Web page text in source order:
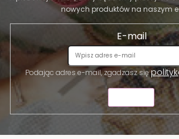
nowych produktów na naszym
E-mail
Podając adres e-mail, zgadzasz się